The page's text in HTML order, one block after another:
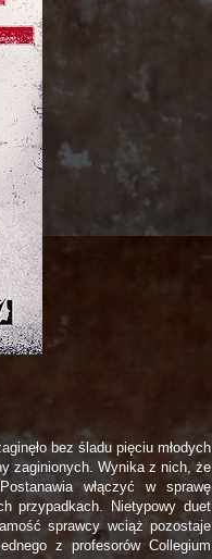
bez śladu pięciu młodych
zaginionych. Wynika z nich, że
włączyć w sprawę
przypadkach. Nietypowy duet
sprawcy wciąż pozostaje
z profesorów Collegium